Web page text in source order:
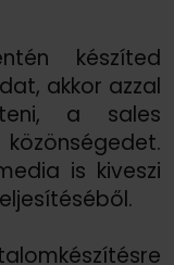
készíted
akkor azzal
a sales
is kiveszi